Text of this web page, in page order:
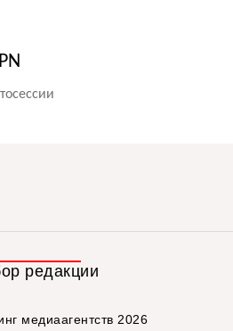
редакции
медиаагентств 2026